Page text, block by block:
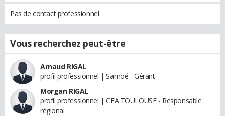
Pas de contact professionnel
Vous recherchez peut-être
Arnaud RIGAL
profil professionnel | Samoé - Gérant
Morgan RIGAL
profil professionnel | CEA TOULOUSE - Responsable
régional